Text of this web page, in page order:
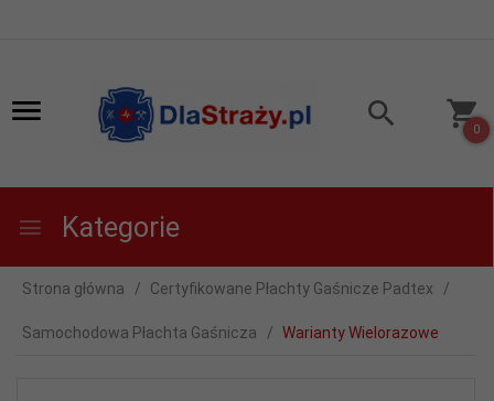
0
Kategorie
Strona główna Certyfikowane Płachty Gaśnicze Padtex
Samochodowa Płachta Gaśnicza Warianty Wielorazowe